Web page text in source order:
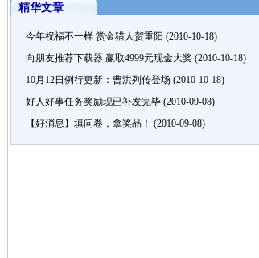
精华文章
今年祝福不一样 赏金猎人贺重阳 (2010-10-18)
向朋友推荐下载器 赢取4999元现金大奖 (2010-10-18)
10月12日例行更新：曹洪列传登场 (2010-10-18)
好人好事任务奖励现已补发完毕 (2010-09-08)
【好消息】填问卷，拿奖品！ (2010-09-08)